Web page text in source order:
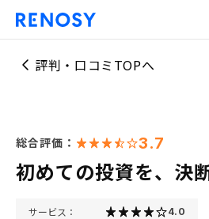
評判・口コミTOPへ
総合評価： 3.7
初めての投資を、決
サービス： 4.0